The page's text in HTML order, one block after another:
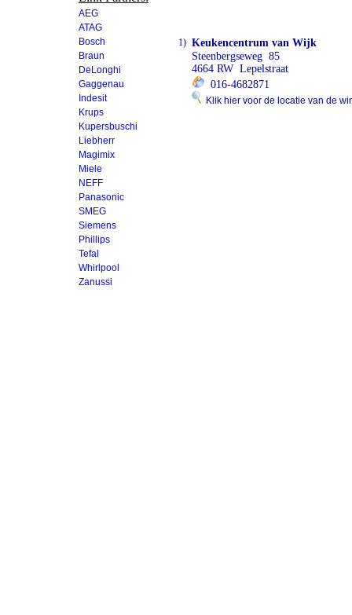
AEG
ATAG
Bosch
Braun
DeLonghi
Gaggenau
Indesit
Krups
Kupersbuschi
Liebherr
Magimix
Miele
NEFF
Panasonic
SMEG
Siemens
Phillips
Tefal
Whirlpool
Zanussi
1) Keukencentrum van Wijk
Steenbergseweg 85
4664 RW Lepelstraat
016-4682871
Klik hier voor de locatie van de